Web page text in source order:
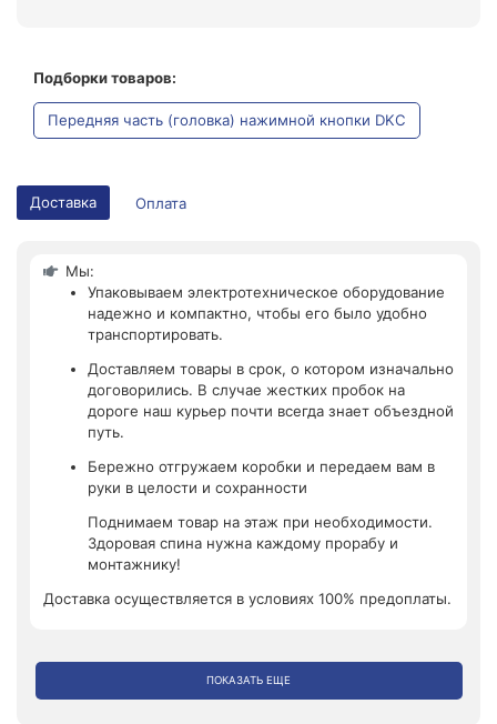
Подборки товаров:
Передняя часть (головка) нажимной кнопки DKC
Доставка Оплата
Мы:
Упаковываем электротехническое оборудование
надежно и компактно, чтобы его было удобно
транспортировать.
Доставляем товары в срок, о котором изначально
договорились. В случае жестких пробок на
дороге наш курьер почти всегда знает объездной
путь.
Бережно отгружаем коробки и передаем вам в
руки в целости и сохранности
Поднимаем товар на этаж при необходимости.
Здоровая спина нужна каждому прорабу и
монтажнику!
Доставка осуществляется в условиях 100% предоплаты.
ПОКАЗАТЬ ЕЩЕ